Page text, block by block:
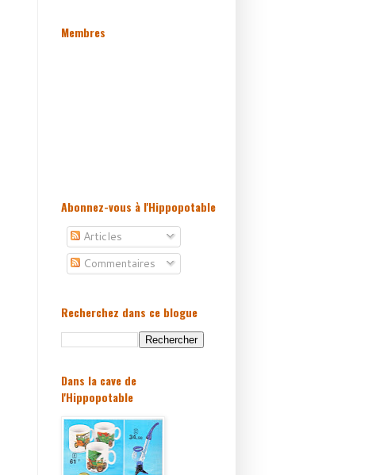
Membres
Abonnez-vous à l'Hippopotable
Articles
Commentaires
Recherchez dans ce blogue
Dans la cave de
l'Hippopotable